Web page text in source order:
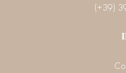
(+39)